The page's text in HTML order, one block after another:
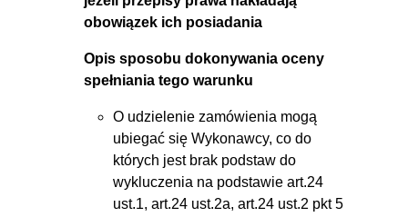
obowiązek ich posiadania
Opis sposobu dokonywania oceny
spełniania tego warunku
O udzielenie zamówienia mogą
ubiegać się Wykonawcy, co do
których jest brak podstaw do
wykluczenia na podstawie art.24
ust.1, art.24 ust.2a, art.24 ust.2 pkt 5